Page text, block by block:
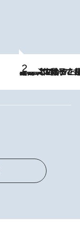
2026.8.5
【阿川佐和子さんの年とる力】なぜ70代で始めた趣味は“こんなに楽しい”のか？ ピアノ、俳句…スランプに陥っても続けられる“ある秘訣”とは